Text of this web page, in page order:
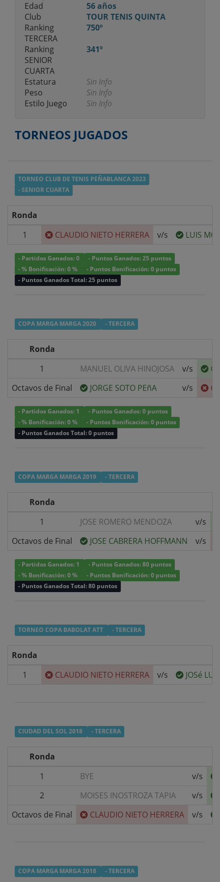
Edad
56 años
Club
TOUR TENIS QUINTA
Ranking
TERCERA
750º
Ranking
SENIOR
CUARTA
341º
Estatura
Sin Info
Peso
Sin Info
Estilo Juego
Sin Info
TORNEOS JUGADOS
TORNEO CLUB DE TENIS PEÑABLANCA 2023
- SENIOR CUARTA
Ronda
1
CLAUDIO NIETO HERRERA v/s LUIS
- Partidos Ganados: 0
- Puntos Ganados: 25 puntos
- % Bonificación: 0 %
- Puntos Bonificación: 0 puntos
- Puntos Ganados Total: 25 puntos
COPA MARGA MARGA 2020 - TERCERA
Ronda
1
MANUEL OLIVA HINOJOSA v/s
Octavos de Final
JORGE SOTO PEñA v/s
- Partidos Ganados: 1
- Puntos Ganados: 0 puntos
- % Bonificación: 0 %
- Puntos Bonificación: 0 puntos
- Puntos Ganados Total: 0 puntos
COPA MARGA MARGA 2019 - TERCERA
Ronda
1
JOSE ROMERO MENDOZA
v/s
Octavos de Final
JOSE CABRERA HOFFMANN v/s
- Partidos Ganados: 1
- Puntos Ganados: 80 puntos
- % Bonificación: 0 %
- Puntos Bonificación: 0 puntos
- Puntos Ganados Total: 80 puntos
TORNEO COPA BABOLAT ATT - TERCERA
Ronda
1
CLAUDIO NIETO HERRERA v/s JOSé
CIUDAD DEL SOL 2018 - TERCERA
Ronda
1
BYE
v/s
2
MOISES INOSTROZA TAPIA
v/s
Octavos de Final
CLAUDIO NIETO HERRERA v/s
COPA MARGA MARGA 2018 - TERCERA